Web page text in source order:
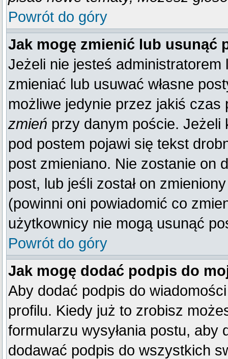
Powrót do góry
Jak mogę zmienić lub usunąć
Jeżeli nie jesteś
zmieniać lub usuwać własne
możliwe jedynie przez jakiś
zmień przy danym poście. Jeżeli
pod postem pojawi się tekst
post zmieniano. Nie zostanie on
post, lub jeśli został on
(powinni oni powiadomić co
użytkownicy nie mogą usunąć
Powrót do góry
Jak mogę dodać podpis do
Aby dodać podpis do
profilu. Kiedy już to zrobisz
formularzu wysyłania postu,
dodawać podpis do wszystkich